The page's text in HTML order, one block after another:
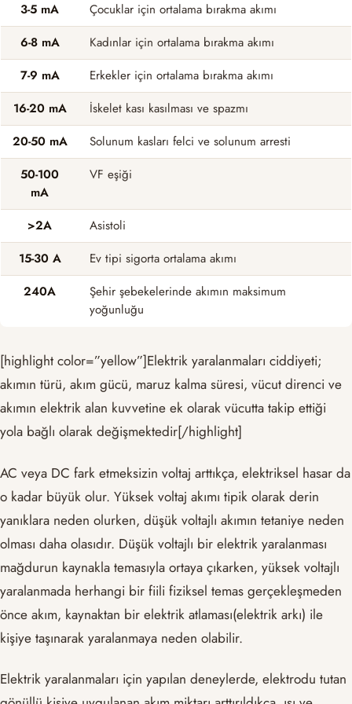
3-5 mA
Çocuklar için ortalama bırakma akımı
6-8 mA
Kadınlar için ortalama bırakma akımı
7-9 mA
Erkekler için ortalama bırakma akımı
16-20 mA
İskelet kası kasılması ve spazmı
20-50 mA
Solunum kasları felci ve solunum arresti
50-100
mA
VF eşiği
>2A
Asistoli
15-30 A
Ev tipi sigorta ortalama akımı
240A
Şehir şebekelerinde akımın maksimum
yoğunluğu
[highlight color=”yellow”]Elektrik yaralanmaları ciddiyeti;
akımın türü, akım gücü, maruz kalma süresi, vücut direnci ve
akımın elektrik alan kuvvetine ek olarak vücutta takip ettiği
yola bağlı olarak değişmektedir[/highlight]
AC veya DC fark etmeksizin voltaj arttıkça, elektriksel hasar da
o kadar büyük olur. Yüksek voltaj akımı tipik olarak derin
yanıklara neden olurken, düşük voltajlı akımın tetaniye neden
olması daha olasıdır. Düşük voltajlı bir elektrik yaralanması
mağdurun kaynakla temasıyla ortaya çıkarken, yüksek voltajlı
yaralanmada herhangi bir fiili fiziksel temas gerçekleşmeden
önce akım, kaynaktan bir elektrik atlaması(elektrik arkı) ile
kişiye taşınarak yaralanmaya neden olabilir.
Elektrik yaralanmaları için yapılan deneylerde, elektrodu tutan